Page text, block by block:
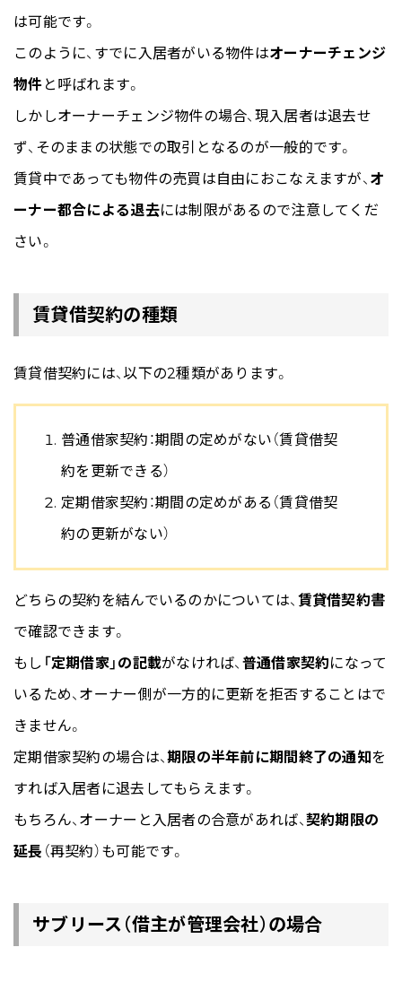
は可能です。
このように、すでに入居者がいる物件はオーナーチェンジ
物件 と呼ばれます。
しかしオーナーチェンジ物件の場合、現入居者は退去せ
ず、そのままの状態での取引となるのが一般的です。
賃貸中であっても物件の売買は自由におこなえますが、 オ
ーナー都合による退去には制限があるので注意してくだ
さい。
賃貸借契約の種類
賃貸借契約には、以下の2種類があります。
普通借家契約：期間の定めがない（賃貸借契
約を更新できる）
定期借家契約：期間の定めがある（賃貸借契
約の更新がない）
どちらの契約を結んでいるのかについては、 賃貸借契約書
で確認できます。
もし 「定期借家」の記載がなければ、 普通借家契約になって
いるため、オーナー側が一方的に更新を拒否することはで
きません。
定期借家契約の場合は、期限の半年前に期間終了の通知を
すれば入居者に退去してもらえます。
もちろん、オーナーと入居者の合意があれば、 契約期限の
延長 （再契約）も可能です。
サブリース（借主が管理会社）の場合